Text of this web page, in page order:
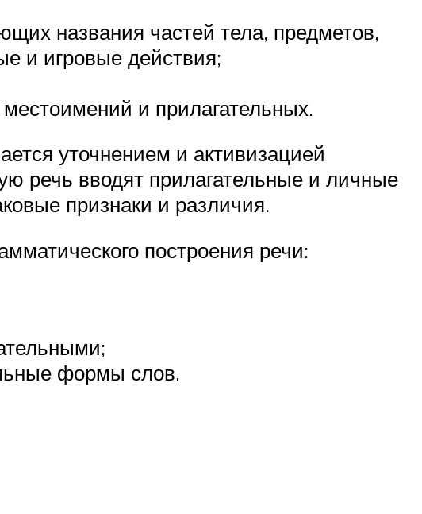
названия частей тела, предметов,
и игровые действия;
и прилагательных.
уточнением и активизацией
речь вводят прилагательные и личные
признаки и различия.
построения речи:
формы слов.